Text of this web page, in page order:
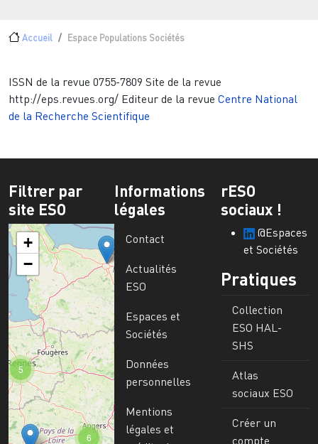
Fil d'Ariane
Accueil Espace Populations Sociétés
ISSN de la revue 0755-7809 Site de la revue
http://eps.revues.org/ Editeur de la revue Centre National
de la Recherche Scientifique
Filtrer par
site ESO
6
5
+
−
Informations
légales
Contact
Actualités
ESO
Espaces et
Sociétés
Données
personnelles
Mentions
légales et
rESO
sociaux !
@Espaces
et Sociétés
Pratiques
Collection
ESO HAL-
SHS
Atlas
sociaux ESO
Créer un
compte